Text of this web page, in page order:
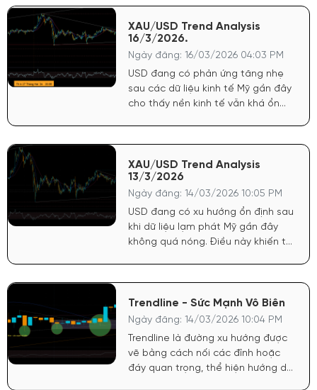
XAU/USD Trend Analysis
16/3/2026.
Ngày đăng: 16/03/2026 04:03 PM
USD đang có phản ứng tăng nhẹ
sau các dữ liệu kinh tế Mỹ gần đây
cho thấy nền kinh tế vẫn khá ổn
XAU/USD Trend Analysis
13/3/2026
Ngày đăng: 14/03/2026 10:05 PM
USD đang có xu hướng ổn định sau
khi dữ liệu lạm phát Mỹ gần đây
không quá nóng. Điều này khiến thị
hạn cho vàng. Chứng khoán Mỹ
duy trì đà tăng nhẹ nhờ tâm lý lạc
quan về kinh tế. Khi chứng khoán
ổn định, dòng tiền có xu hướng rời
tài sản trú ẩn, khiến vàng bị chốt
lời ngắn hạn.
Trendline - Sức Mạnh Vô Biên
Ngày đăng: 14/03/2026 10:04 PM
Trendline là đường xu hướng được
vẽ bằng cách nối các đỉnh hoặc
đáy quan trọng, thể hiện hướng di